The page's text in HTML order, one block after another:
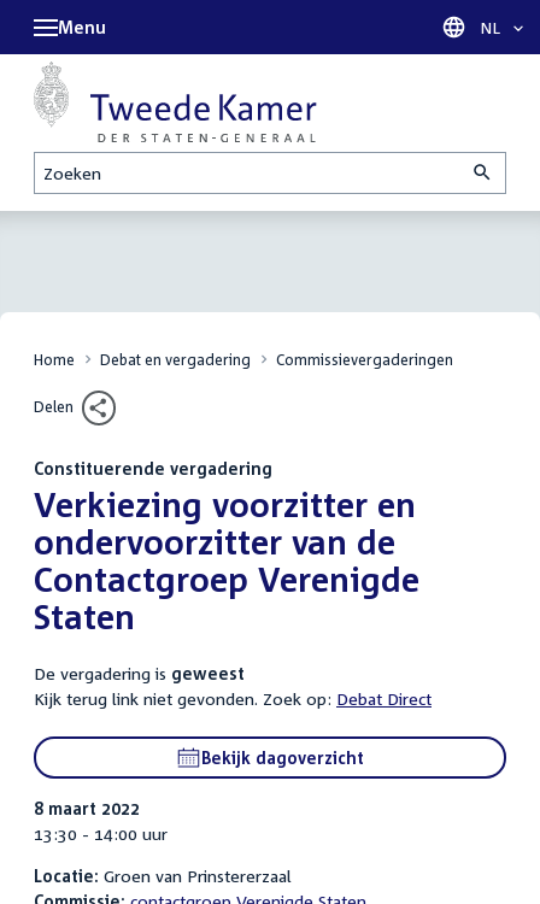
Zoeken
Menu Taal
NL
Home Debat en vergadering Commissievergaderingen
Delen
Constituerende vergadering
:Verkiezing voorzitter en
ondervoorzitter van de
Contactgroep Verenigde
Staten
De vergadering is geweest
Kijk terug link niet gevonden. Zoek op: Debat Direct
Bekijk dagoverzicht
8 maart 2022
13:30 - 14:00 uur
Locatie: Groen van Prinstererzaal